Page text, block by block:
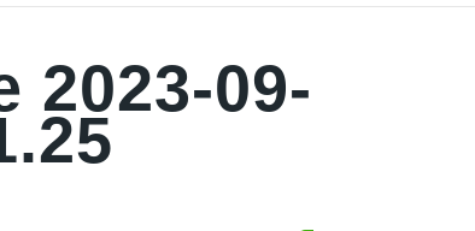
2023-09-